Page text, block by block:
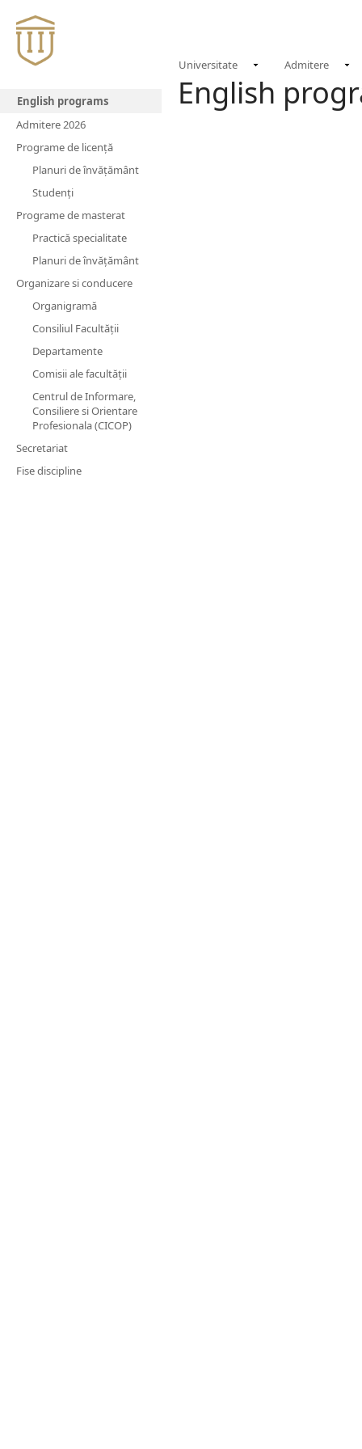
Universitate Admitere
English
English programs
Admitere 2026
Programe de licență
Planuri de învățământ
Studenți
Programe de masterat
Practică specialitate
Planuri de învățământ
Organizare si conducere
Organigramă
Consiliul Facultății
Departamente
Comisii ale facultății
Centrul de Informare,
Consiliere si Orientare
Profesionala (CICOP)
Secretariat
Fise discipline